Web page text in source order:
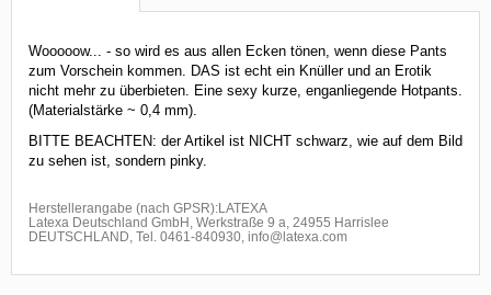
Wooooow... - so wird es aus allen Ecken tönen, wenn diese Pants
zum Vorschein kommen. DAS ist echt ein Knüller und an Erotik
nicht mehr zu überbieten. Eine sexy kurze, enganliegende Hotpants.
(Materialstärke ~ 0,4 mm).
BITTE BEACHTEN: der Artikel ist NICHT schwarz, wie auf dem Bild
zu sehen ist, sondern pinky.
Herstellerangabe (nach GPSR):LATEXA
Latexa Deutschland GmbH, Werkstraße 9 a, 24955 Harrislee
DEUTSCHLAND, Tel. 0461-840930, info@latexa.com